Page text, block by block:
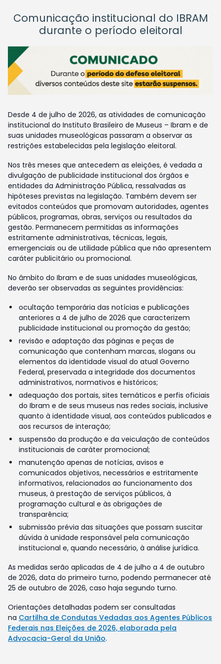
Comunicação institucional do IBRAM
durante o período eleitoral
Desde 4 de julho de 2026, as atividades de comunicação
institucional do Instituto Brasileiro de Museus – Ibram e de
suas unidades museológicas passaram a observar as
restrições estabelecidas pela legislação eleitoral.
Nos três meses que antecedem as eleições, é vedada a
divulgação de publicidade institucional dos órgãos e
entidades da Administração Pública, ressalvadas as
hipóteses previstas na legislação. Também devem ser
evitados conteúdos que promovam autoridades, agentes
públicos, programas, obras, serviços ou resultados da
gestão. Permanecem permitidas as informações
estritamente administrativas, técnicas, legais,
emergenciais ou de utilidade pública que não apresentem
caráter publicitário ou promocional.
No âmbito do Ibram e de suas unidades museológicas,
deverão ser observadas as seguintes providências:
ocultação temporária das notícias e publicações
anteriores a 4 de julho de 2026 que caracterizem
publicidade institucional ou promoção da gestão;
revisão e adaptação das páginas e peças de
comunicação que contenham marcas, slogans ou
elementos da identidade visual do atual Governo
Federal, preservada a integridade dos documentos
administrativos, normativos e históricos;
adequação dos portais, sites temáticos e perfis oficiais
do Ibram e de seus museus nas redes sociais, inclusive
quanto à identidade visual, aos conteúdos publicados e
aos recursos de interação;
suspensão da produção e da veiculação de conteúdos
institucionais de caráter promocional;
manutenção apenas de notícias, avisos e
comunicados objetivos, necessários e estritamente
informativos, relacionados ao funcionamento dos
museus, à prestação de serviços públicos, à
programação cultural e às obrigações de
transparência;
submissão prévia das situações que possam suscitar
dúvida à unidade responsável pela comunicação
institucional e, quando necessário, à análise jurídica.
As medidas serão aplicadas de 4 de julho a 4 de outubro
de 2026, data do primeiro turno, podendo permanecer até
25 de outubro de 2026, caso haja segundo turno.
Orientações detalhadas podem ser consultadas
na Cartilha de Condutas Vedadas aos Agentes Públicos
Federais nas Eleições de 2026, elaborada pela
Advocacia-Geral da União.